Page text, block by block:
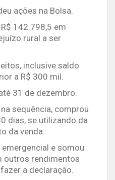
ações na Bolsa.
142.798,5 em
rural a ser
inclusive saldo
a R$ 300 mil.
31 de dezembro.
sequência, comprou
dias, se utilizando da
da venda.
e somou
outros rendimentos
a declaração.